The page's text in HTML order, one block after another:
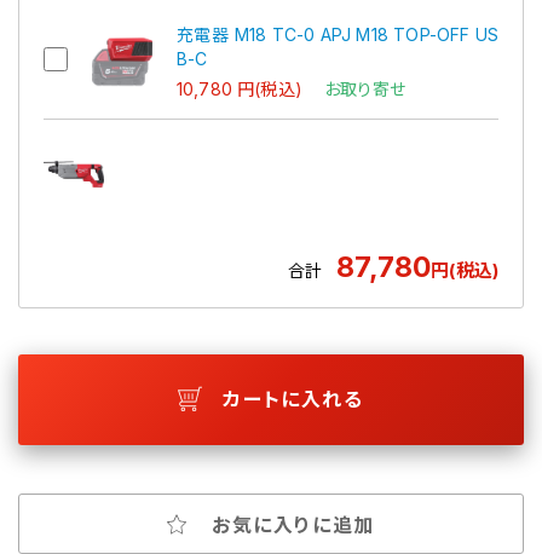
充電器 M18 TC-0 APJ M18 TOP-OFF US
B-C
10,780 円(税込)
お取り寄せ
合計 87,780円(税込)
カートに入れる
お気に入りに追加